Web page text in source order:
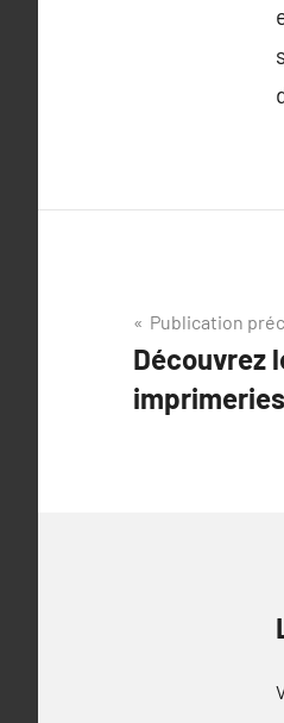
de
l’article
Publication
Découvrez